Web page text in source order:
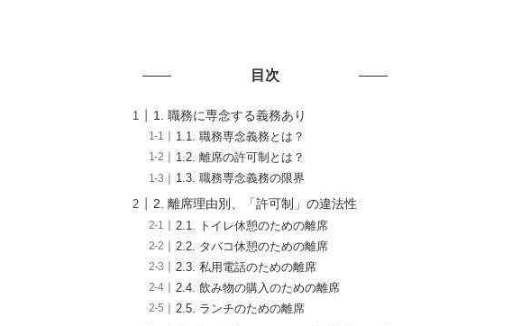
目次
1. 職務に専念する義務あり
1.1. 職務専念義務とは？
1.2. 離席の許可制とは？
1.3. 職務専念義務の限界
2. 離席理由別、「許可制」の違法性
2.1. トイレ休憩のための離席
2.2. タバコ休憩のための離席
2.3. 私用電話のための離席
2.4. 飲み物の購入のための離席
2.5. ランチのための離席